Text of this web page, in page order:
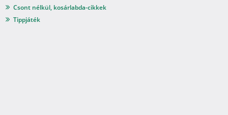
Csont nélkül, kosárlabda-cikkek
Tippjáték